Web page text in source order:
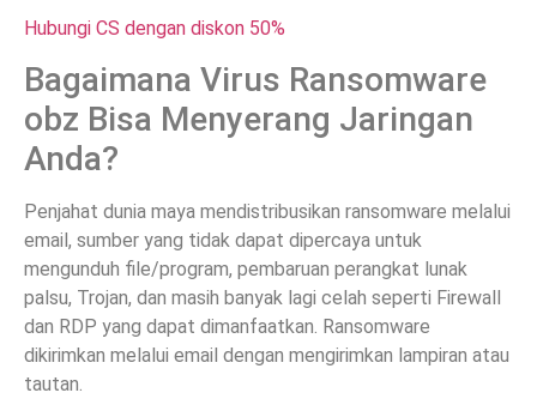
Hubungi CS dengan diskon 50%
Bagaimana Virus Ransomware
obz Bisa Menyerang Jaringan
Anda?
Penjahat dunia maya mendistribusikan ransomware melalui
email, sumber yang tidak dapat dipercaya untuk
mengunduh file/program, pembaruan perangkat lunak
palsu, Trojan, dan masih banyak lagi celah seperti Firewall
dan RDP yang dapat dimanfaatkan. Ransomware
dikirimkan melalui email dengan mengirimkan lampiran atau
tautan.